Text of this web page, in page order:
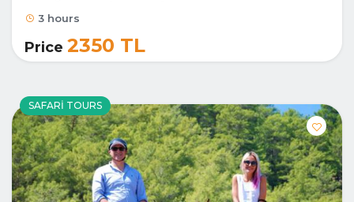
3 hours
Price 2350 TL
SAFARI TOURS